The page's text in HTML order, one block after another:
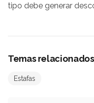
tipo debe generar
Temas relacionados
Estafas